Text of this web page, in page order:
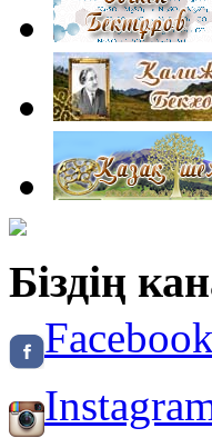
Біздің
Facebook